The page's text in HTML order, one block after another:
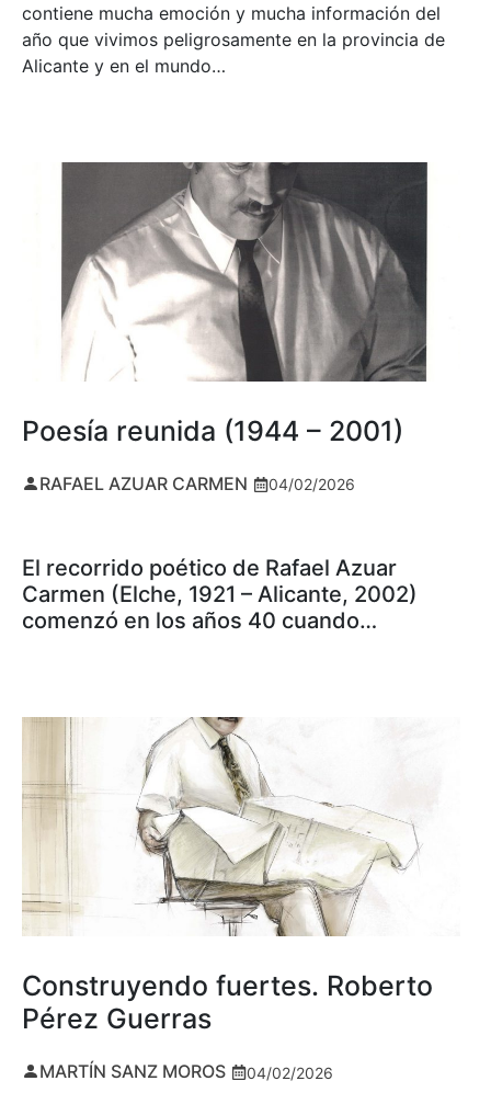
contiene mucha emoción y mucha información del
año que vivimos peligrosamente en la provincia de
Alicante y en el mundo…
Poesía reunida (1944 – 2001)
RAFAEL AZUAR CARMEN 04/02/2026
El recorrido poético de Rafael Azuar
Carmen (Elche, 1921 – Alicante, 2002)
comenzó en los años 40 cuando…
Construyendo fuertes. Roberto
Pérez Guerras
MARTÍN SANZ MOROS 04/02/2026